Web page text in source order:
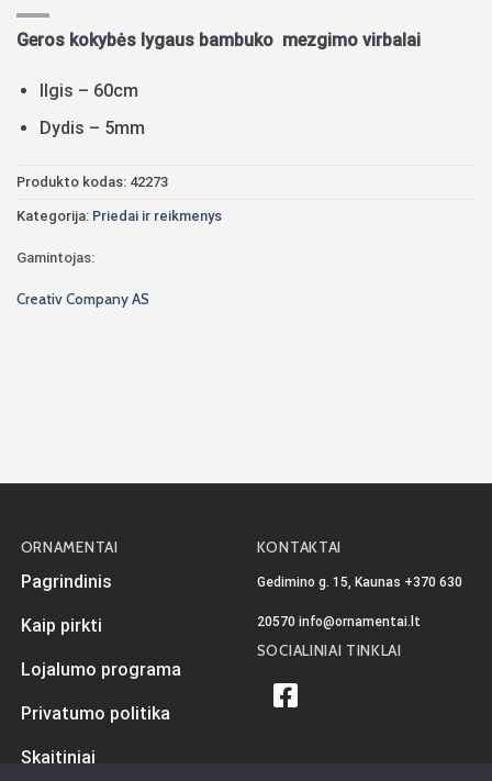
Geros kokybės lygaus bambuko mezgimo virbalai
Ilgis – 60cm
Dydis – 5mm
Produkto kodas: 42273
Kategorija: Priedai ir reikmenys
Gamintojas:
Creativ Company AS
ORNAMENTAI
Pagrindinis
Kaip pirkti
Lojalumo programa
Privatumo politika
Skaitiniai
KONTAKTAI
Gedimino g. 15, Kaunas +370 630
20570 info@ornamentai.lt
SOCIALINIAI TINKLAI